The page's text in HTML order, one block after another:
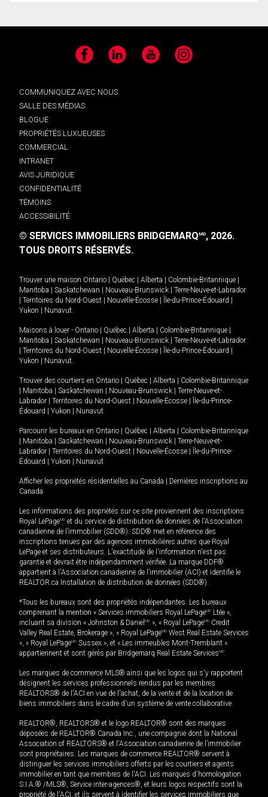
Facebook LinkedIn YouTube Instagram
COMMUNIQUEZ AVEC NOUS
SALLE DES MÉDIAS
BLOGUE
PROPRIÉTÉS LUXUEUSES
COMMERCIAL
INTRANET
AVIS JURIDIQUE
CONFIDENTIALITÉ
TÉMOINS
ACCESSIBILITÉ
© SERVICES IMMOBILIERS BRIDGEMARQMD, 2026.
TOUS DROITS RÉSERVÉS.
Trouver une maison Ontario Québec Alberta Colombie-Britannique
Manitoba
Saskatchewan Nouveau-Brunswick
Terre-Neuve-et-Labrador
Territoires du Nord-Ouest Nouvelle-Écosse Île-du-Prince-Édouard
Yukon
Nunavut.
Maisons à louer - Ontario Québec Alberta Colombie-Britannique
Manitoba
Saskatchewan Nouveau-Brunswick
Terre-Neuve-et-Labrador
Territoires du Nord-Ouest Nouvelle-Écosse Île-du-Prince-Édouard
Yukon
Nunavut.
Trouver des courtiers en Ontario Québec Alberta
Colombie-Britannique
Manitoba Saskatchewan Nouveau-Brunswick
Terre-Neuve-et-
Labrador
Territoires du Nord-Ouest Nouvelle-Écosse
Île-du-Prince-
Édouard
Yukon Nunavut
Parcourir les bureaux en Ontario Québec Alberta
Colombie-Britannique
Manitoba Saskatchewan Nouveau-Brunswick
Terre-Neuve-et-
Labrador
Territoires du Nord-Ouest Nouvelle-Écosse
Île-du-Prince-
Édouard
Yukon Nunavut
Afficher les propriétés résidentielles au Canada
Dernières inscriptions au
Canada
Les informations des propriétés sur ce site proviennent des inscriptions
Royal LePageMD et du service de distribution de données de l'Association
canadienne de l’immobilier (SDD®). SDD® met en référence des
inscriptions tenues par des agences immobilières autres que Royal
LePage et ses distributeurs. L'exactitude de l'information n'est pas
garantie et devrait être indépendamment vérifiée. La marque DDF®
appartient à l'Association canadienne de l’immobilier (ACI) et identifie le
REALTOR.ca Installation de distribution de données (SDD®).
*Tous les bureaux sont des propriétés indépendantes. Les bureaux
comprenant la mention « Services immobiliers Royal LePageMD Ltée »,
incluant sa division « Johnston & Daniel MD », « Royal LePageMD Credit
Valley Real Estate, Brokerage », « Royal LePageMD West Real Estate Services
», « Royal LePageMD Sussex », et « Les immeubles Mont-Tremblant »
appartiennent et sont gérés par Bridgemarq Real Estate ServicesMD.
Les marques de commerce MLS® ainsi que les logos qui s'y rapportent
désignent les services professionnels rendus par les membres
REALTORS® de l'ACI en vue de l'achat, de la vente et de la location de
biens immobiliers dans le cadre d'un système de vente collaborative.
REALTOR®, REALTORS® et le logo REALTOR® sont des marques
déposées de REALTOR® Canada Inc., une compagnie dont la National
Association of REALTORS® et l'Association canadienne de l’immobilier
sont propriétaires. Les marques de commerce REALTOR® servent à
distinguer les services immobiliers offerts par les courtiers et agents
immobilier en tant que membres de l'ACI. Les marques d'homologation
S.I.A.® /MLS®, Service inter-agences®, et leurs logos respectifs sont la
propriété de l'ACI, et ils servent à identifier les services immobiliers que